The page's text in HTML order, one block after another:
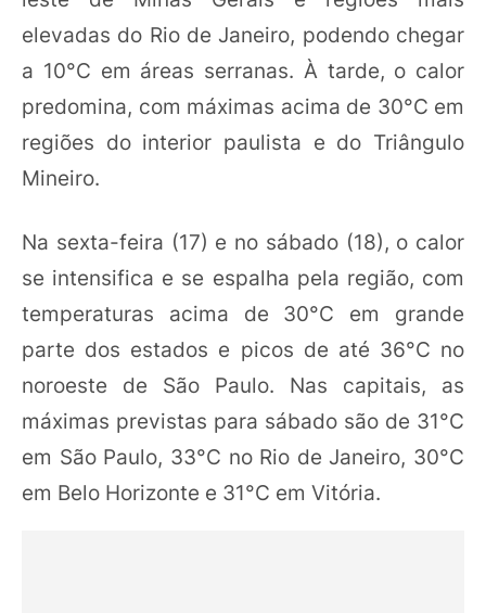
elevadas do Rio de Janeiro, podendo chegar
a 10°C em áreas serranas. À tarde, o calor
predomina, com máximas acima de 30°C em
regiões do interior paulista e do Triângulo
Mineiro.
Na sexta-feira (17) e no sábado (18), o calor
se intensifica e se espalha pela região, com
temperaturas acima de 30°C em grande
parte dos estados e picos de até 36°C no
noroeste de São Paulo. Nas capitais, as
máximas previstas para sábado são de 31°C
em São Paulo, 33°C no Rio de Janeiro, 30°C
em Belo Horizonte e 31°C em Vitória.